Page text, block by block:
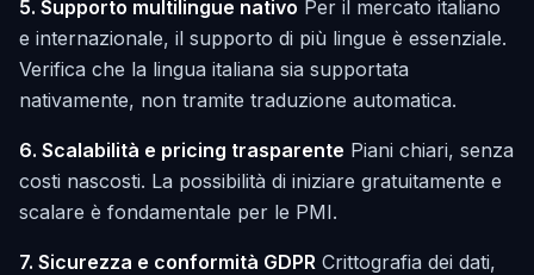
5. Supporto multilingue nativo Per il mercato italiano
e internazionale, il supporto di più lingue è essenziale.
Verifica che la lingua italiana sia supportata
nativamente, non tramite traduzione automatica.
6. Scalabilità e pricing trasparente Piani chiari, senza
costi nascosti. La possibilità di iniziare gratuitamente e
scalare è fondamentale per le PMI.
7. Sicurezza e conformità GDPR Crittografia dei dati,